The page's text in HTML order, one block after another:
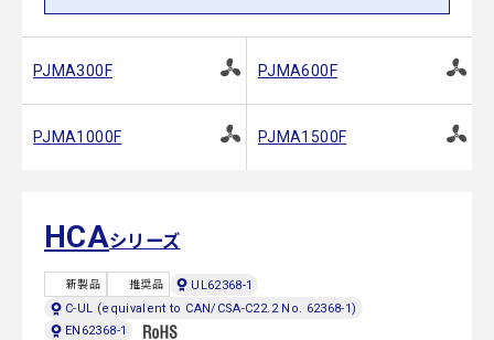
PJMA300F PJMA600F
PJMA1000F PJMA1500F
HCAシリーズ
新製品 推奨品
UL62368-1
C-UL (equivalent to CAN/CSA-C22.2 No. 62368-1)
EN62368-1